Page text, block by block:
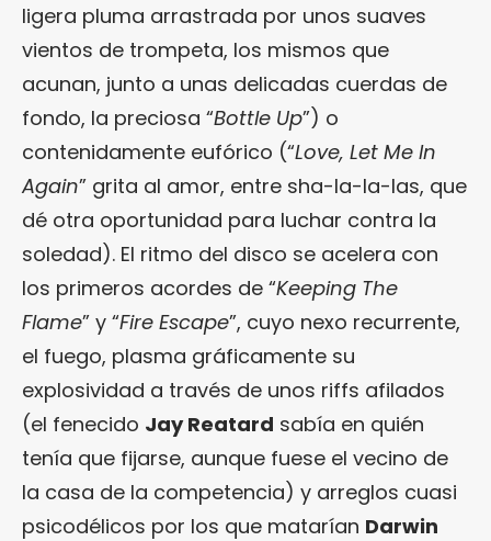
ligera pluma arrastrada por unos suaves
vientos de trompeta, los mismos que
acunan, junto a unas delicadas cuerdas de
fondo, la preciosa “Bottle Up”) o
contenidamente eufórico (“Love, Let Me In
Again” grita al amor, entre sha-la-la-las, que
dé otra oportunidad para luchar contra la
soledad). El ritmo del disco se acelera con
los primeros acordes de “Keeping The
Flame” y “Fire Escape”, cuyo nexo recurrente,
el fuego, plasma gráficamente su
explosividad a través de unos riffs afilados
(el fenecido Jay Reatard sabía en quién
tenía que fijarse, aunque fuese el vecino de
la casa de la competencia) y arreglos cuasi
psicodélicos por los que matarían Darwin